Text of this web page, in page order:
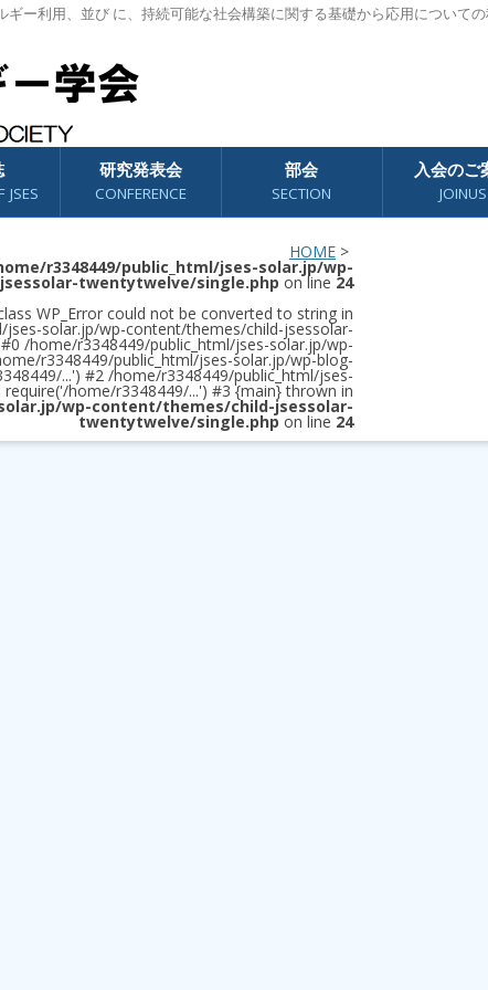
ー利用、並び に、持続可能な社会構築に関する基礎から応用について
JSES
研究発表会
CONFERENCE
部会
SECTION
入会のご
JOINUS
HOME >
r3348449/public_html/jses-solar.jp/wp-
twentytwelve/single.php on line 24
WP_Error could not be converted to string in
solar.jp/wp-content/themes/child-jsessolar-
/home/r3348449/public_html/jses-solar.jp/wp-
r3348449/public_html/jses-solar.jp/wp-blog-
...') #2 /home/r3348449/public_html/jses-
require('/home/r3348449/...') #3 {main} thrown in
wp-content/themes/child-jsessolar-
twentytwelve/single.php on line 24